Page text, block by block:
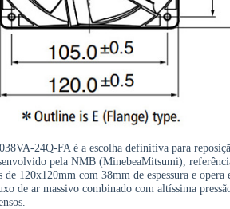
24Q-FA é a escolha definitiva para
pela NMB (MinebeaMitsumi),
120x120mm com 38mm de espessura e
de ar massivo combinado com altíssima